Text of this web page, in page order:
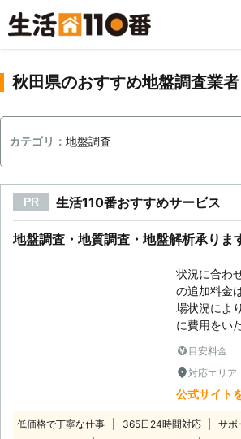
秋田県のおすすめ地盤調査業者
カテゴリ： 地盤調査
PR 生活110番おすすめサービス
地盤調査・地質調査・地盤解析承りま
状況に合わ
の追加料金
場状況によ
に費用をい
目安料金
対応エリア
公式サイト
低価格で丁寧な仕事 365日24時間対応 サポ